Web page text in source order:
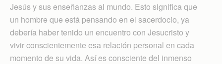
Jesús y sus enseñanzas al mundo. Esto significa que
un hombre que está pensando en el sacerdocio, ya
debería haber tenido un encuentro con Jesucristo y
vivir conscientemente esa relación personal en cada
momento de su vida. Así es consciente del inmenso